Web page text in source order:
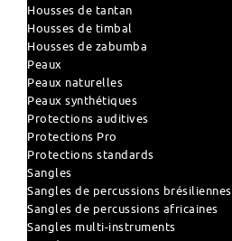
Housses de tantan
Housses de timbal
Housses de zabumba
Peaux
Peaux naturelles
Peaux synthétiques
Protections auditives
Protections Pro
Protections standards
Sangles
Sangles de percussions brésiliennes
Sangles de percussions africaines
Sangles multi-instruments